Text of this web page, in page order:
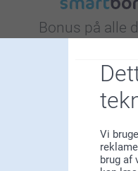
Vi
brug af
Bonus på alle
Leder du efter